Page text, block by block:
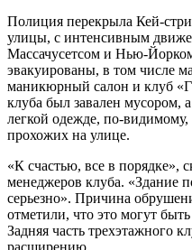
Полиция перекрыла Кей-
улицы, с интенсивным
Массачусетсом и Нью-
эвакуированы, в том числе
маникюрный салон и клуб
клуба был завален мусором,
легкой одежде, по-видимому,
прохожих на улице.
«К счастью, все в порядке»,
менеджеров клуба. «Здание
серьезно». Причина
отметили, что это могут
Задняя часть трехэтажного